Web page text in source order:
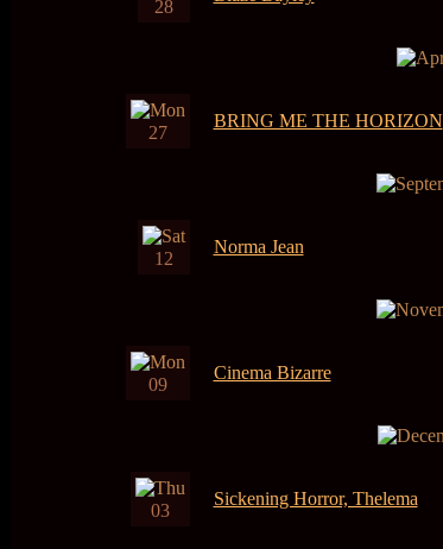
28
27
BRING ME THE HORIZON
12
Norma Jean
09
Cinema Bizarre
03
Sickening Horror, Thelema